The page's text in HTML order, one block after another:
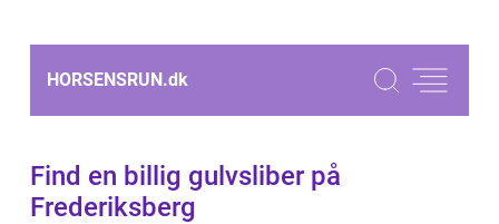
HORSENSRUN.dk
Find en billig gulvsliber på
Frederiksberg